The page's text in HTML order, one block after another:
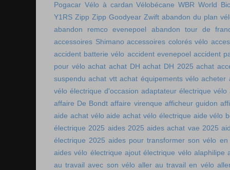
Pogacar Vélo à cardan Vélobécane WBR World
Y1RS Zipp Zipp Goodyear Zwift abandon du plan
abandon remco evenepoel
abandon tour de
accessoires Shimano accessoires colorés vélo
accident batterie vélo accident evenepoel accident
pour vélo achat achat DH achat DH 2025 achat
suspendu achat vtt achat équipements vélo acheter
vélo électrique d'occasion adaptateur électrique vélo
affaire De Bondt affaire virenque afficheur guidon
aide achat vélo aide achat vélo électrique aide vélo
électrique 2025 aides 2025 aides achat vae 2025
électrique 2025 aides pour transformer son vélo en
aides vélo électrique ajout électrique vélo alaphilipe
au travail avec son vélo aller au travail en vélo